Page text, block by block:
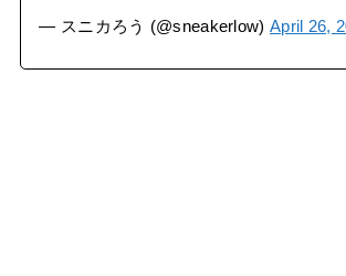
— スニカろう (@sneakerlow) April 26,